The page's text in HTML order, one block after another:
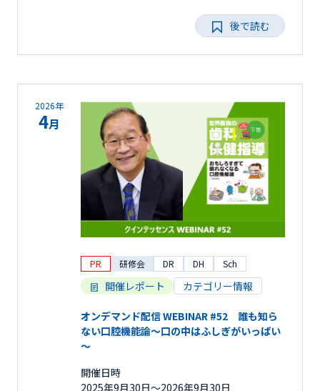
後で読む
2026年
4月
PR 研修会 DR DH Sch
開催レポート カテゴリー情報
オンデマンド配信 WEBINAR #52 誰も知ら
ない口腔機能論～口の中はふしぎがいっぱい
～
開催日時
2025年9月30日〜2026年9月30日